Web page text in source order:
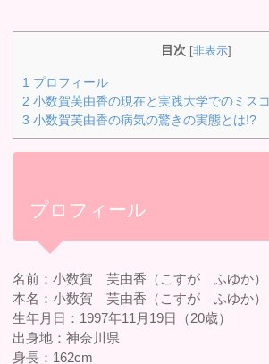
目次 [非表示]
1 プロフィール
2 小数賀芙由香の現在と実践大学でのミス
3 小数賀芙由香の病気の驚きの実態とは!?
プロフィール
名前：小数賀 芙由香（こすが ふゆか）
本名：小数賀 芙由香（こすが ふゆか）
生年月日：1997年11月19日（20歳）
出身地：神奈川県
身長：162cm